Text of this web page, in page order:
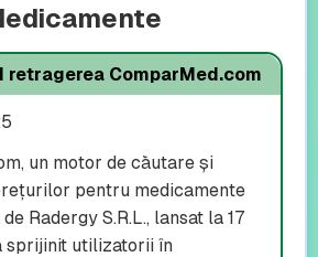
retragerea ComparMed.com
un motor de căutare și
pentru medicamente
Radergy S.R.L., lansat la 17
sprijinit utilizatorii în